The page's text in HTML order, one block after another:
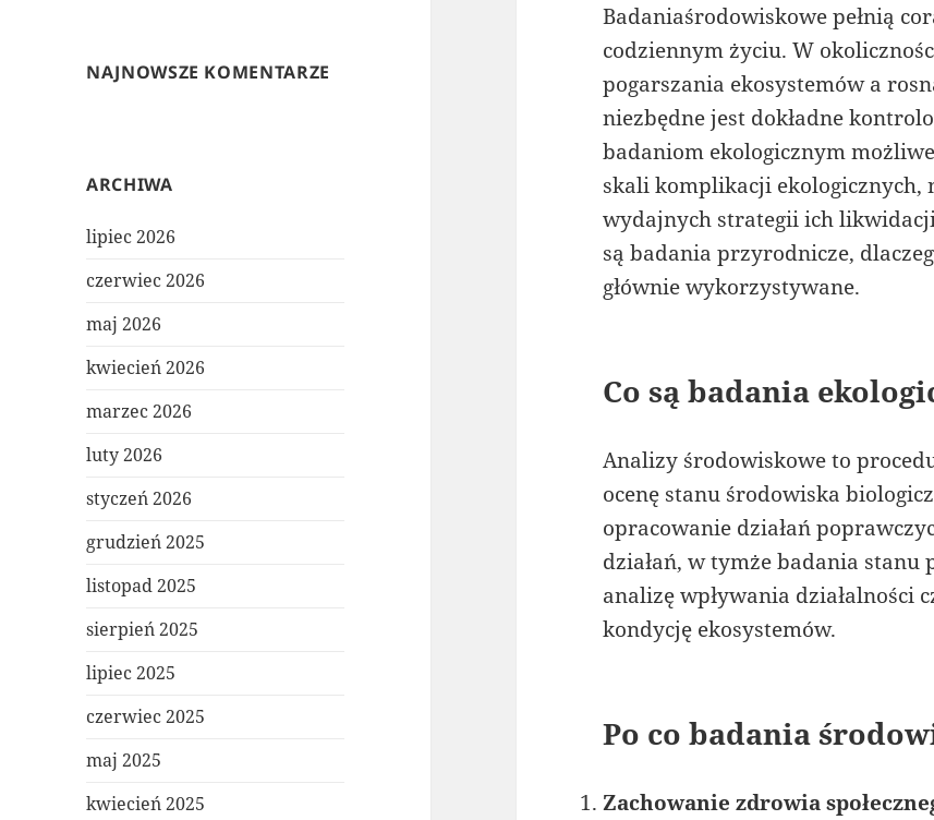
NAJNOWSZE KOMENTARZE
ARCHIWA
lipiec 2026
czerwiec 2026
maj 2026
kwiecień 2026
marzec 2026
luty 2026
styczeń 2026
grudzień 2025
listopad 2025
sierpień 2025
lipiec 2025
czerwiec 2025
maj 2025
kwiecień 2025
Badaniaśrodowiskowe pełnią
codziennym życiu. W
pogarszania ekosystemów a
niezbędne jest dokładne
badaniom ekologicznym
skali komplikacji ekologicznych,
wydajnych strategii ich
są badania przyrodnicze,
głównie wykorzystywane.
Co są badania
Analizy środowiskowe to
ocenę stanu środowiska
opracowanie działań
działań, w tymże badania stanu
analizę wpływania działalności
kondycję ekosystemów.
Po co badania
Zachowanie zdrowia